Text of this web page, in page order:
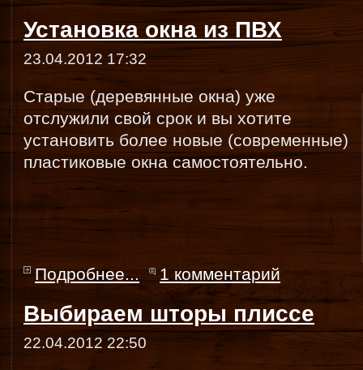
Установка окна из ПВХ
23.04.2012 17:32
Старые (деревянные окна) уже
отслужили свой срок и вы хотите
установить более новые (современные)
пластиковые окна самостоятельно.
Подробнее... 1 комментарий
Выбираем шторы плиссе
22.04.2012 22:50